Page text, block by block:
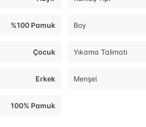
%100 Pamuk Boy
Çocuk Yıkama Talimatı
Erkek Menşei
100% Pamuk